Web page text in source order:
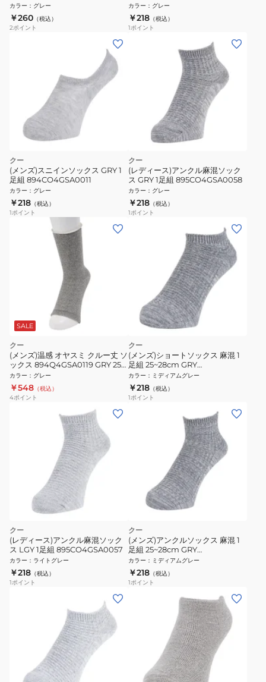
カラー ： グレー
￥260 （税込）
2ポイント
カラー ： グレー
￥218 （税込）
1ポイント
クー
(メンズ)スニインソックス GRY 1
足組 894CO4GSA0011
カラー ： グレー
￥218 （税込）
1ポイント
クー
(レディース)アンクル麻混ソック
ス GRY 1足組 895CO4GSA0058
カラー ： グレー
￥218 （税込）
1ポイント
SALE
クー
(メンズ)温感 オヤスミ クルー丈 ソ
ックス 894Q4GSA0119 GRY 25
センチ グレー 保温
カラー ： グレー
￥548 （税込）
4ポイント
クー
(メンズ)ショートソックス 麻混 1
足組 25~28cm GRY
894CO4GSA0019
カラー ： ミディアムグレー
￥218 （税込）
1ポイント
クー
(レディース)アンクル麻混ソック
ス LGY 1足組 895CO4GSA0057
カラー ： ライトグレー
￥218 （税込）
1ポイント
クー
(メンズ)アンクルソックス 麻混 1
足組 25~28cm GRY
894CO4GSA0028
カラー ： ミディアムグレー
￥218 （税込）
1ポイント